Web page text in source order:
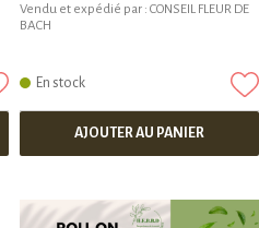
Vendu et expédié par : CONSEIL FLEUR DE
BACH
En stock
AJOUTER AU PANIER